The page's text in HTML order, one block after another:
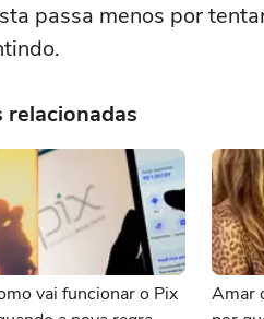
passa menos por
relacionadas
vai funcionar o Pix
Amar